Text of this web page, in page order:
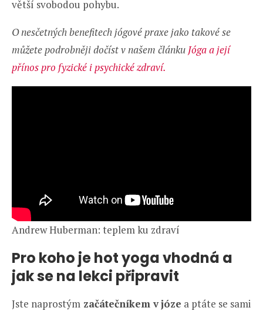
větší svobodou pohybu.
O nesčetných benefitech jógové praxe jako takové se
můžete podrobněji dočíst v našem článku Jóga a její
přínos pro fyzické i psychické zdraví.
Andrew Huberman: teplem ku zdraví
Pro koho je hot yoga vhodná a
jak se na lekci připravit
Jste naprostým začátečníkem vjóze a ptáte se sami